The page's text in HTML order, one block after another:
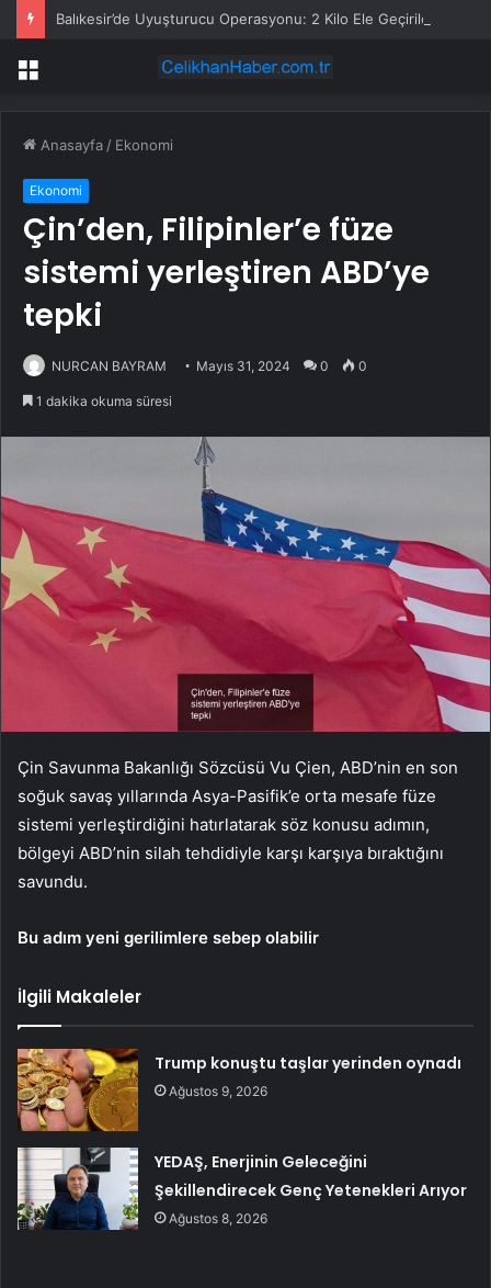
Balıkesir’de Uyuşturucu Operasyonu: 2 Kilo Ele Geçirildi
Menü
Anasayfa / Ekonomi
Ekonomi
Çin’den, Filipinler’e füze
sistemi yerleştiren ABD’ye
tepki
NURCAN BAYRAM Mayıs 31, 2024 0 0
1 dakika okuma süresi
Çin Savunma Bakanlığı Sözcüsü Vu Çien, ABD’nin en son
soğuk savaş yıllarında Asya-Pasifik’e orta mesafe füze
sistemi yerleştirdiğini hatırlatarak söz konusu adımın,
bölgeyi ABD’nin silah tehdidiyle karşı karşıya bıraktığını
savundu.
Bu adım yeni gerilimlere sebep olabilir
İlgili Makaleler
Trump konuştu taşlar yerinden oynadı
Ağustos 9, 2026
YEDAŞ, Enerjinin Geleceğini
Şekillendirecek Genç Yetenekleri Arıyor
Ağustos 8, 2026